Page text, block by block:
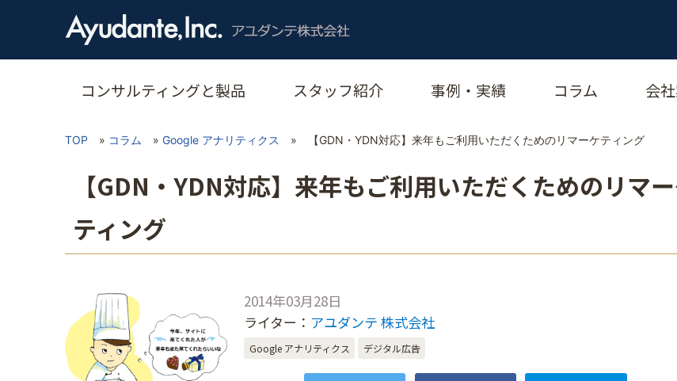
コンサルティングと製品 スタッフ紹介 事例・実績 コラム 会
TOP » コラム » Google アナリティクス » 【GDN・YDN対応】来年もご利用いただくためのリマーケティング
【GDN・YDN対応】来年もご利用いただくためのリマ
ティング
2014年03月28日
ライター： アユダンテ 株式会社
Google アナリティクス デジタル広告